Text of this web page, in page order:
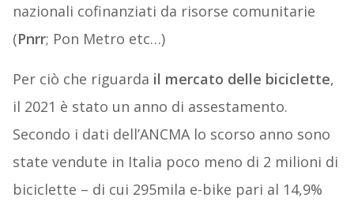
nazionali cofinanziati da risorse comunitarie
(Pnrr; Pon Metro etc…)
Per ciò che riguarda il mercato delle biciclette,
il 2021 è stato un anno di assestamento.
Secondo i dati dell’ANCMA lo scorso anno sono
state vendute in Italia poco meno di 2 milioni di
biciclette – di cui 295mila e-bike pari al 14,9%